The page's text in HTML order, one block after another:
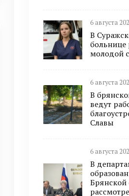
6 августа
В
больнице
молодой
6 августа
В
ведут
Славы
6 августа
В
Брянской